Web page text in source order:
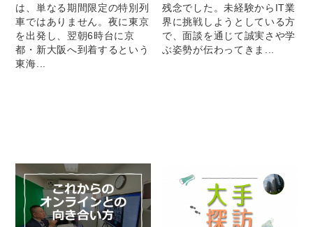
は、単なる期間限定の特別列
車ではありません。夜に東京
を出発し、翌朝6時台に京
都・新大阪へ到着するという
東海...
残念でした。未経験からIT業
界に挑戦しようとしている方
で、面談を通じて誠実さや学
ぶ姿勢が伝わってきま...